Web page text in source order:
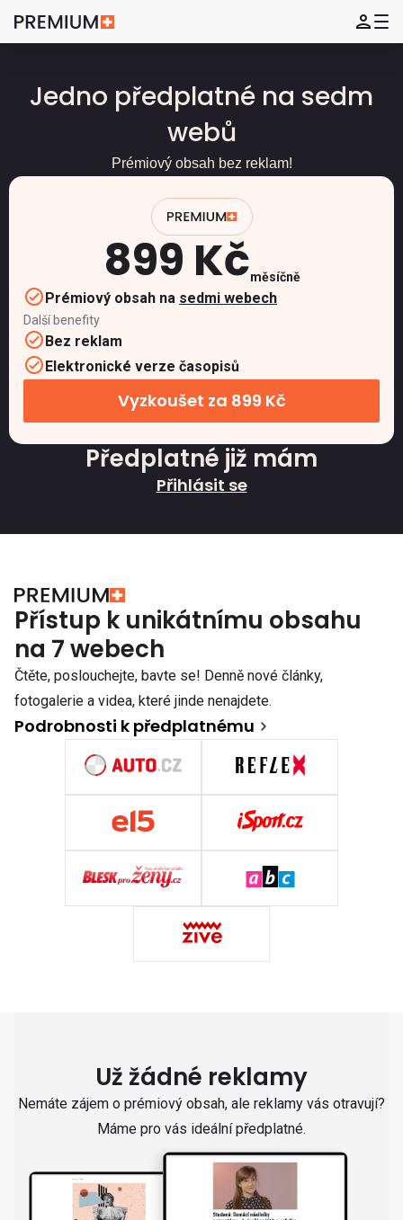
Jedno předplatné na sedm
webů
Prémiový obsah bez reklam!
899 Kčměsíčně
Prémiový obsah na sedmi webech
Další benefity
Bez reklam
Elektronické verze časopisů
Vyzkoušet za 899 Kč
Předplatné již mám
Přihlásit se
Přístup k unikátnímu obsahu
na 7 webech
Čtěte, poslouchejte, bavte se! Denně nové články,
fotogalerie a videa, které jinde nenajdete.
Podrobnosti k předplatnému
Už žádné reklamy
Nemáte zájem o prémiový obsah, ale reklamy vás otravují?
Máme pro vás ideální předplatné.